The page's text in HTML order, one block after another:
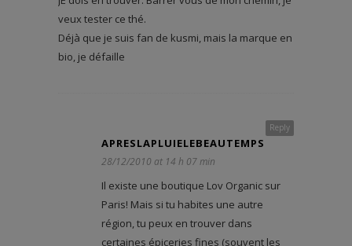
veux tester ce thé.
Déjà que je suis fan de kusmi, mais la marque en
bio, je défaille
Reply
APRESLAPLUIELEBEAUTEMPS
28/12/2010 at 14 h 07 min
Il existe une boutique Lov Organic sur
Paris! Mais si tu habites une autre
région, tu peux en trouver dans
certaines épiceries fines (souvent les